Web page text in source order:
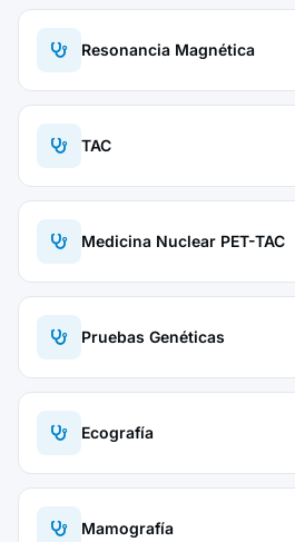
Resonancia Magnética
TAC
Medicina Nuclear PET-TAC
Pruebas Genéticas
Ecografía
Mamografía